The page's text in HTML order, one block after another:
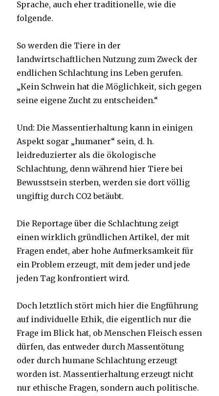
Sprache, auch eher traditionelle, wie die
folgende.
So werden die Tiere in der
landwirtschaftlichen Nutzung zum Zweck der
endlichen Schlachtung ins Leben gerufen.
„Kein Schwein hat die Möglichkeit, sich gegen
seine eigene Zucht zu entscheiden.“
Und: Die Massentierhaltung kann in einigen
Aspekt sogar „humaner“ sein, d. h.
leidreduzierter als die ökologische
Schlachtung, denn während hier Tiere bei
Bewusstsein sterben, werden sie dort völlig
ungiftig durch CO2 betäubt.
Die Reportage über die Schlachtung zeigt
einen wirklich gründlichen Artikel, der mit
Fragen endet, aber hohe Aufmerksamkeit für
ein Problem erzeugt, mit dem jeder und jede
jeden Tag konfrontiert wird.
Doch letztlich stört mich hier die Engführung
auf individuelle Ethik, die eigentlich nur die
Frage im Blick hat, ob Menschen Fleisch essen
dürfen, das entweder durch Massentötung
oder durch humane Schlachtung erzeugt
worden ist. Massentierhaltung erzeugt nicht
nur ethische Fragen, sondern auch politische.